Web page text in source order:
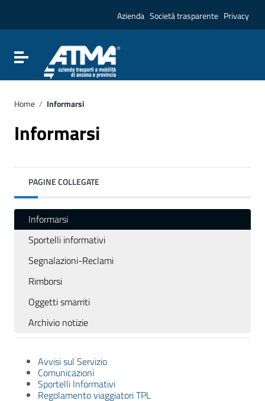
Vai al menu di navigazione
Vai al footer
Azienda Società trasparente Privacy
Attiva / disattiva la navigazione
Home / Informarsi
Informarsi
PAGINE COLLEGATE
Informarsi
Sportelli informativi
Segnalazioni-Reclami
Rimborsi
Oggetti smarriti
Archivio notizie
Avvisi sul Servizio
Comunicazioni
Sportelli Informativi
Regolamento viaggiatori TPL